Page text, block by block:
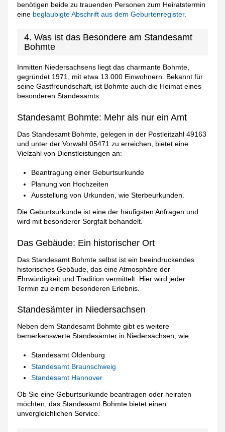
benötigen beide zu trauenden Personen zum Heiratstermin
eine beglaubigte Abschrift aus dem Geburtenregister.
4. Was ist das Besondere am Standesamt
Bohmte
Inmitten Niedersachsens liegt das charmante Bohmte,
gegründet 1971, mit etwa 13.000 Einwohnern. Bekannt für
seine Gastfreundschaft, ist Bohmte auch die Heimat eines
besonderen Standesamts.
Standesamt Bohmte: Mehr als nur ein Amt
Das Standesamt Bohmte, gelegen in der Postleitzahl 49163
und unter der Vorwahl 05471 zu erreichen, bietet eine
Vielzahl von Dienstleistungen an:
Beantragung einer Geburtsurkunde
Planung von Hochzeiten
Ausstellung von Urkunden, wie Sterbeurkunden.
Die Geburtsurkunde ist eine der häufigsten Anfragen und
wird mit besonderer Sorgfalt behandelt.
Das Gebäude: Ein historischer Ort
Das Standesamt Bohmte selbst ist ein beeindruckendes
historisches Gebäude, das eine Atmosphäre der
Ehrwürdigkeit und Tradition vermittelt. Hier wird jeder
Termin zu einem besonderen Erlebnis.
Standesämter in Niedersachsen
Neben dem Standesamt Bohmte gibt es weitere
bemerkenswerte Standesämter in Niedersachsen, wie:
Standesamt Oldenburg
Standesamt Braunschweig
Standesamt Hannover
Ob Sie eine Geburtsurkunde beantragen oder heiraten
möchten, das Standesamt Bohmte bietet einen
unvergleichlichen Service.